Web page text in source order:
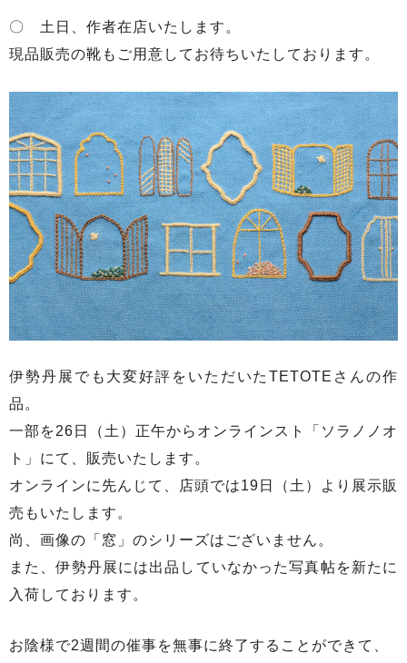
〇 土日、作者在店いたします。
現品販売の靴もご用意してお待ちいたしております。
伊勢丹展でも大変好評をいただいたTETOTEさんの作
品。
一部を26日（土）正午からオンラインスト「ソラノノオ
ト」にて、販売いたします。
オンラインに先んじて、店頭では19日（土）より展示販
売もいたします。
尚、画像の「窓」のシリーズはございません。
また、伊勢丹展には出品していなかった写真帖を新たに
入荷しております。
お陰様で2週間の催事を無事に終了することができて、